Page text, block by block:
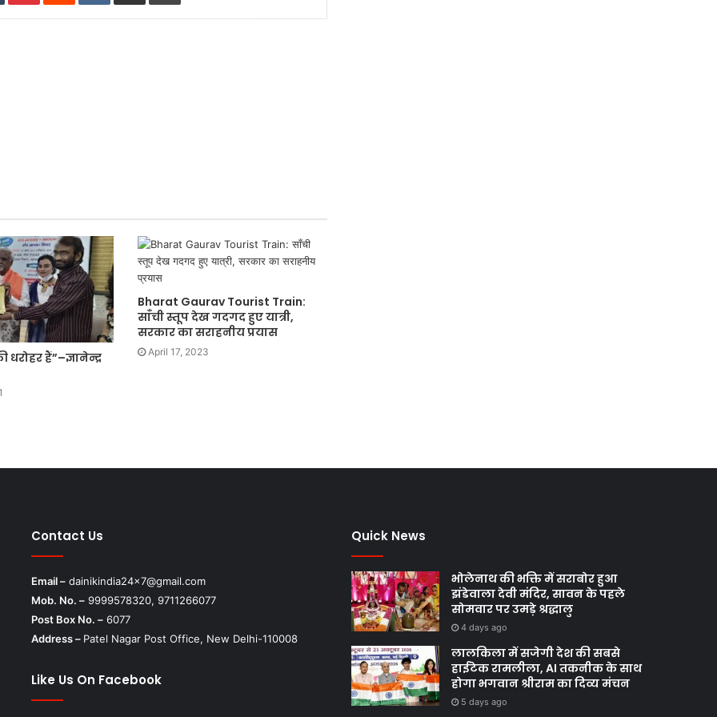
धरोहर हैं”–ज्ञानेन्द्र
Bharat Gaurav Tourist Train:
साँची स्तूप देख गदगद हुए यात्री,
सरकार का सराहनीय प्रयास
April 17, 2023
Contact Us
Email – dainikindia24x7@gmail.com
Mob. No. –9999578320, 9711266077
Post Box No. –6077
Address – Patel Nagar Post Office, New Delhi-110008
Like Us On Facebook
Quick News
भोलेनाथ की भक्ति में सराबोर हुआ
झंडेवाला देवी मंदिर, सावन के पहले
सोमवार पर उमड़े श्रद्धालु
4 days ago
लालकिला में सजेगी देश की सबसे
हाईटेक रामलीला, AI तकनीक के साथ
होगा भगवान श्रीराम का दिव्य मंचन
5 days ago